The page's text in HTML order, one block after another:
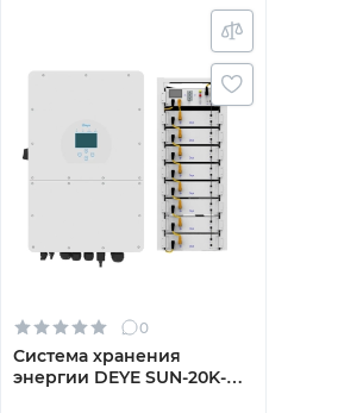
0
Система хранения
энергии DEYE SUN-20K-